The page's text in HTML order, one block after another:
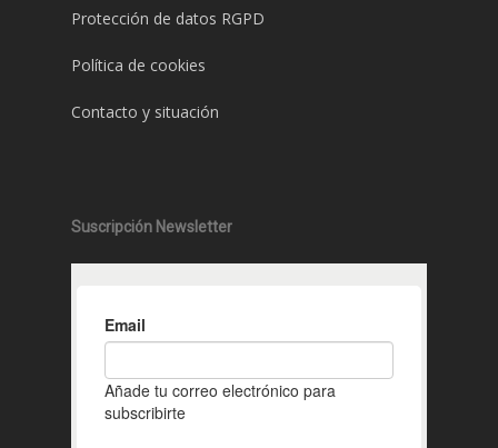
Protección de datos RGPD
Política de cookies
Contacto y situación
Suscripción Newsletter